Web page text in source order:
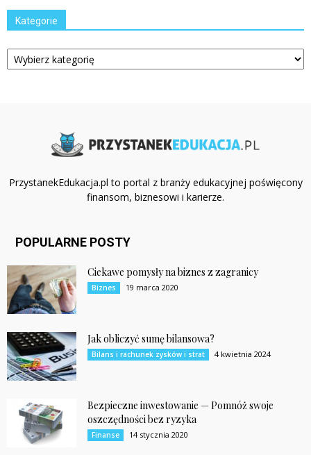
Kategorie
Kategorie
PrzystanekEdukacja.pl to portal z branży edukacyjnej poświęcony
finansom, biznesowi i karierze.
POPULARNE POSTY
Ciekawe pomysły na biznes z zagranicy
Biznes 19 marca 2020
Jak obliczyć sumę bilansowa?
Bilans i rachunek zysków i strat 4 kwietnia 2024
Bezpieczne inwestowanie — Pomnóż swoje
oszczędności bez ryzyka
Finanse 14 stycznia 2020